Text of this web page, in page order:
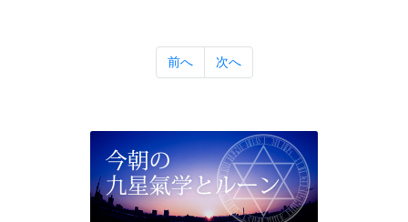
前へ 次へ